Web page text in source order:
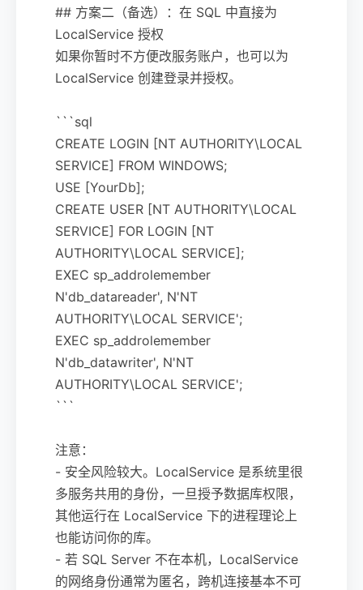
## 方案二（备选）：在 SQL 中直接为
LocalService 授权
如果你暂时不方便改服务账户，也可以为
LocalService 创建登录并授权。
```sql
CREATE LOGIN [NT AUTHORITY\LOCAL
SERVICE] FROM WINDOWS;
USE [YourDb];
CREATE USER [NT AUTHORITY\LOCAL
SERVICE] FOR LOGIN [NT
AUTHORITY\LOCAL SERVICE];
EXEC sp_addrolemember
N'db_datareader', N'NT
AUTHORITY\LOCAL SERVICE';
EXEC sp_addrolemember
N'db_datawriter', N'NT
AUTHORITY\LOCAL SERVICE';
```
注意：
- 安全风险较大。LocalService 是系统里很
多服务共用的身份，一旦授予数据库权限，
其他运行在 LocalService 下的进程理论上
也能访问你的库。
- 若 SQL Server 不在本机，LocalService
的网络身份通常为匿名，跨机连接基本不可